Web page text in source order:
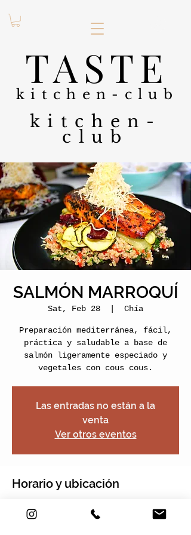
TASTE
kitchen-club
kitchen-
club
SALMÓN MARROQUÍ
Sat, Feb 28 Chía
Preparación mediterránea, fácil,
práctica y saludable a base de
salmón ligeramente especiado y
vegetales con cous cous.
Las entradas no están a la
venta
Ver otros eventos
Horario y ubicación
GMT-5